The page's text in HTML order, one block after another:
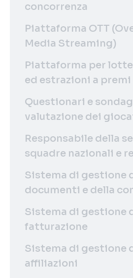
concorrenza
Piattaforma OTT
Media Streaming)
Piattaforma per
ed estrazioni a premi
Questionari e
valutazione dei
Responsabile della
squadre nazionali e
Sistema di gestione
documenti e della
Sistema di gestione
fatturazione
Sistema di gestione
affiliazioni